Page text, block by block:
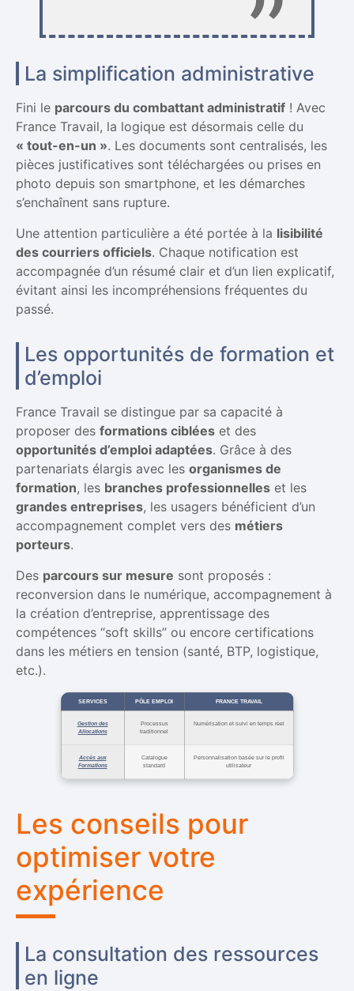
La simplification administrative
Fini le parcours du combattant administratif ! Avec
France Travail, la logique est désormais celle du
« tout-en-un ». Les documents sont centralisés, les
pièces justificatives sont téléchargées ou prises en
photo depuis son smartphone, et les démarches
s’enchaînent sans rupture.
Une attention particulière a été portée à la lisibilité
des courriers officiels. Chaque notification est
accompagnée d’un résumé clair et d’un lien explicatif,
évitant ainsi les incompréhensions fréquentes du
passé.
Les opportunités de formation et
d’emploi
France Travail se distingue par sa capacité à
proposer des formations ciblées et des
opportunités d’emploi adaptées. Grâce à des
partenariats élargis avec les organismes de
formation, les branches professionnelles et les
grandes entreprises, les usagers bénéficient d’un
accompagnement complet vers des métiers
porteurs.
Des parcours sur mesure sont proposés :
reconversion dans le numérique, accompagnement à
la création d’entreprise, apprentissage des
compétences “soft skills” ou encore certifications
dans les métiers en tension (santé, BTP, logistique,
etc.).
SERVICES PÔLE EMPLOI FRANCE TRAVAIL
Gestion des
Allocations
Processus
traditionnel
Numérisation et suivi en temps réel
Accès aux
Formations
Catalogue
standard
Personnalisation basée sur le profil
utilisateur
Les conseils pour
optimiser votre
expérience
La consultation des ressources
en ligne